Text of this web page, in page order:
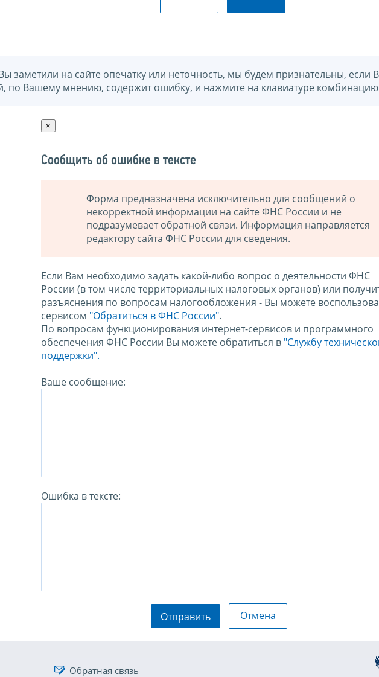
заметили на сайте опечатку или неточность, мы будем признательны, если
по Вашему мнению, содержит ошибку, и нажмите на клавиатуре
×
Сообщить об ошибке в тексте
Форма предназначена исключительно для сообщений о
некорректной информации на сайте ФНС России и не
подразумевает обратной связи. Информация направляется
редактору сайта ФНС России для сведения.
Если Вам необходимо задать какой-либо вопрос о деятельности ФНС
России (в том числе территориальных налоговых органов) или
разъяснения по вопросам налогообложения - Вы можете
сервисом "Обратиться в ФНС России".
По вопросам функционирования интернет-сервисов и программного
обеспечения ФНС России Вы можете обратиться в "Службу
поддержки".
Ваше сообщение:
Ошибка в тексте:
Отправить Отмена
Обратная связь